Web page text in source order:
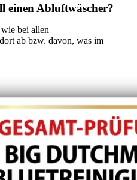
einen Abluftwäscher?
bei allen
ab bzw. davon, was im